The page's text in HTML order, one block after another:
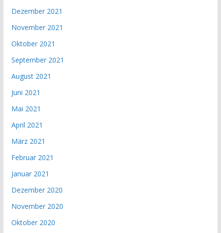
Dezember 2021
November 2021
Oktober 2021
September 2021
August 2021
Juni 2021
Mai 2021
April 2021
März 2021
Februar 2021
Januar 2021
Dezember 2020
November 2020
Oktober 2020